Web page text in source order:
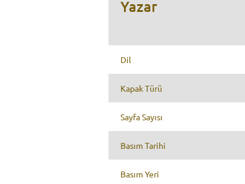
Yazar
Dil
Kapak Türü
Sayfa Sayısı
Basım Tarihi
Basım Yeri